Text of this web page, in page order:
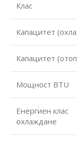
Клас
Капацитет
Капацитет
Мощност BTU
Енергиен клас
охлаждане